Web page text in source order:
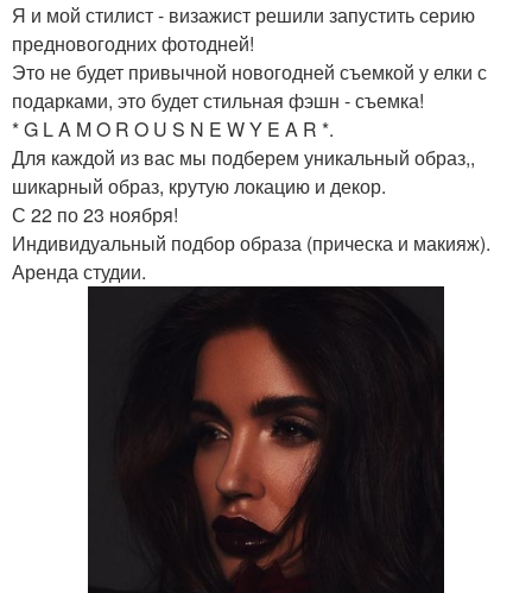
Я и мой стилист - визажист решили запустить серию
предновогодних фотодней!
Это не будет привычной новогодней съемкой у елки с
подарками, это будет стильная фэшн - съемка!
* G L A M O R O U S N E W Y E A R *.
Для каждой из вас мы подберем уникальный образ,,
шикарный образ, крутую локацию и декор.
С 22 по 23 ноября!
Индивидуальный подбор образа (прическа и макияж).
Аренда студии.